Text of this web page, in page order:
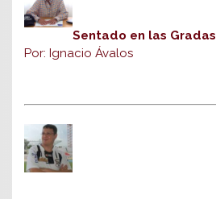
Sentado en las Gradas
Por: Ignacio Ávalos